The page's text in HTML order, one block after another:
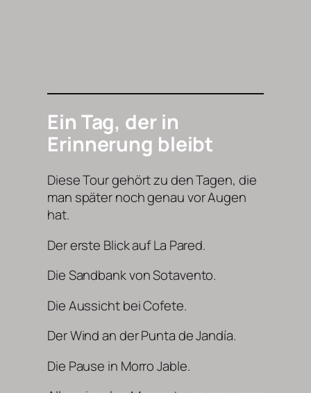
Ein Tag, der in
Erinnerung bleibt
Diese Tour gehört zu den Tagen, die
man später noch genau vor Augen
hat.
Der erste Blick auf La Pared.
Die Sandbank von Sotavento.
Die Aussicht bei Cofete.
Der Wind an der Punta de Jandía.
Die Pause in Morro Jable.